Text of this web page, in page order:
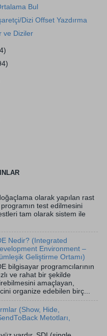
Bul
Dizi Offset Yazdırma
ve Diziler
olarak yapılan rast
test edilmesini
tam olarak sistem ile
Nedir? (Integrated
Environment –
Geliştirme Ortamı)
bilgisayar programcılarının
ve rahat bir şekilde
amaçlayan,
organize edebilen birç...
(Show, Hide,
Metotları,